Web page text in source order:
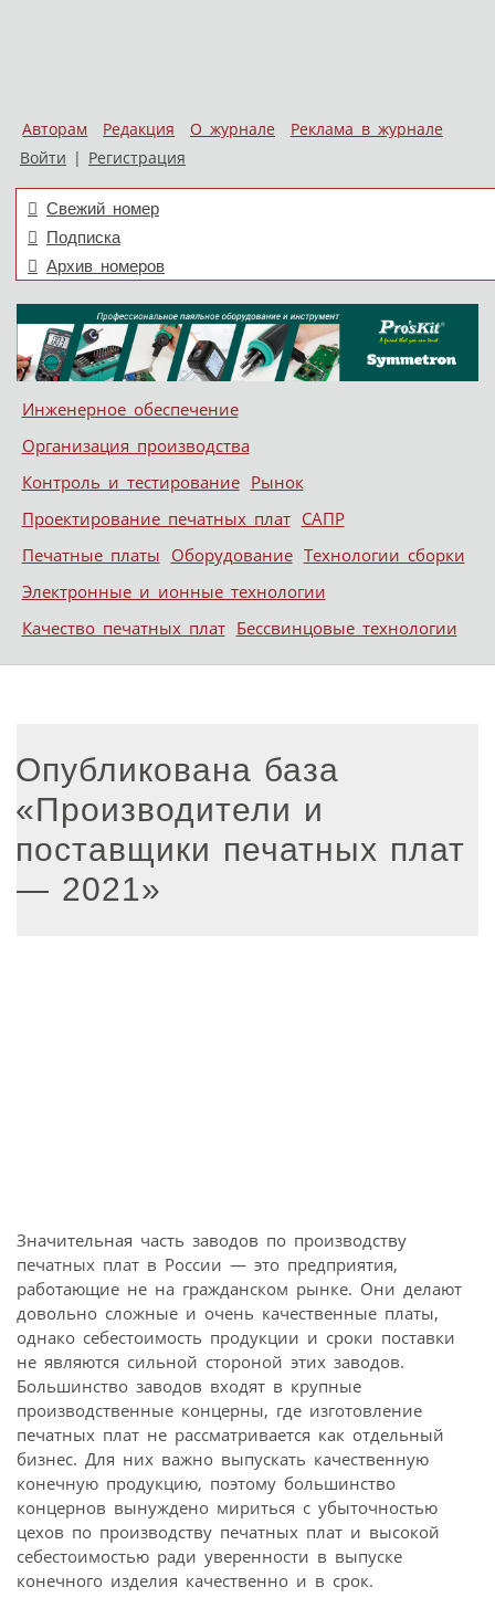
Авторам Редакция О журнале
Реклама в журнале
Войти | Регистрация
Свежий номер
Подписка
Архив номеров
Меню
Skip to content
Инженерное обеспечение
Организация производства
Контроль и тестирование Рынок
Проектирование печатных плат САПР
Печатные платы Оборудование Технологии сборки
Электронные и ионные технологии
Качество печатных плат Бессвинцовые технологии
Опубликована база
«Производители и
поставщики печатных плат
— 2021»
Значительная часть заводов по производству
печатных плат в России — это предприятия,
работающие не на гражданском рынке. Они делают
довольно сложные и очень качественные платы,
однако себестоимость продукции и сроки поставки
не являются сильной стороной этих заводов.
Большинство заводов входят в крупные
производственные концерны, где изготовление
печатных плат не рассматривается как отдельный
бизнес. Для них важно выпускать качественную
конечную продукцию, поэтому большинство
концернов вынуждено мириться с убыточностью
цехов по производству печатных плат и высокой
себестоимостью ради уверенности в выпуске
конечного изделия качественно и в срок.